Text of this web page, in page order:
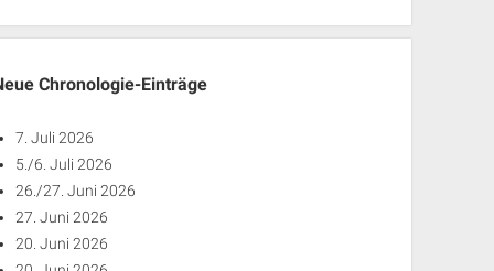
Chronologie-Einträge
7. Juli 2026
5./6. Juli 2026
26./27. Juni 2026
27. Juni 2026
20. Juni 2026